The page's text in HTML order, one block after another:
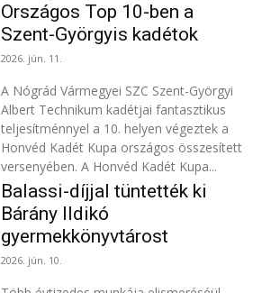
Országos Top 10-ben a
Szent-Györgyis kadétok
2026. jún. 11.
A Nógrád Vármegyei SZC Szent-Györgyi
Albert Technikum kadétjai fantasztikus
teljesítménnyel a 10. helyen végeztek a
Honvéd Kadét Kupa országos összesített
versenyében. A Honvéd Kadét Kupa...
Balassi-díjjal tüntették ki
Bárány Ildikó
gyermekkönyvtárost
2026. jún. 10.